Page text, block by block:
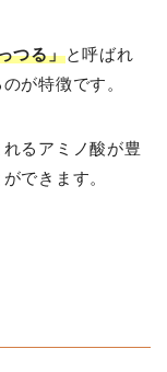
つる」と呼ばれ
が特徴です。
るアミノ酸が豊
できます。